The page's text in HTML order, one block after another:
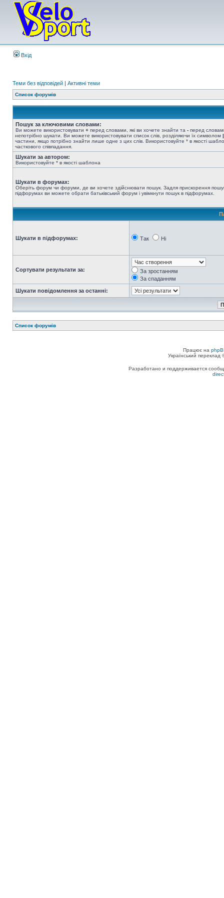
Вхід
Теми без відповідей | Активні теми
Список форумів
Пошук за ключовими словами:
Ви можете використовувати + перед словами, які ви хочете знайти та - перед
непотрібно шукати. Ви можете використовувати список слів, розділяючи їх символом |
частини, якщо потрібно знайти лише одне з цих слів. Використовуйте * в якості
часткового співпадання.
Шукати за автором:
Використовуйте * в якості шаблона
Шукати в форумах:
Оберіть форум чи форуми, де ви хочете здійснювати пошук. Задля прискорення
підфорумах ви можете обрати батьківський форум і увімкнути пошук в підфорумах.
Шукати в підфорумах: Так Ні
Сортувати результати за:
За зростанням
За спаданням
Шукати повідомлення за останні:
Список форумів
Працює на
Український
Разработано и поддерживается